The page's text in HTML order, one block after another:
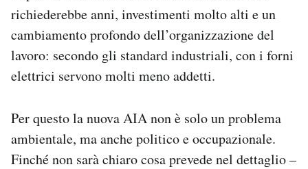
richiederebbe anni, investimenti molto alti e un
cambiamento profondo dell’organizzazione del
lavoro: secondo gli standard industriali, con i forni
elettrici servono molti meno addetti.
Per questo la nuova AIA non è solo un problema
ambientale, ma anche politico e occupazionale.
Finché non sarà chiaro cosa prevede nel dettaglio –